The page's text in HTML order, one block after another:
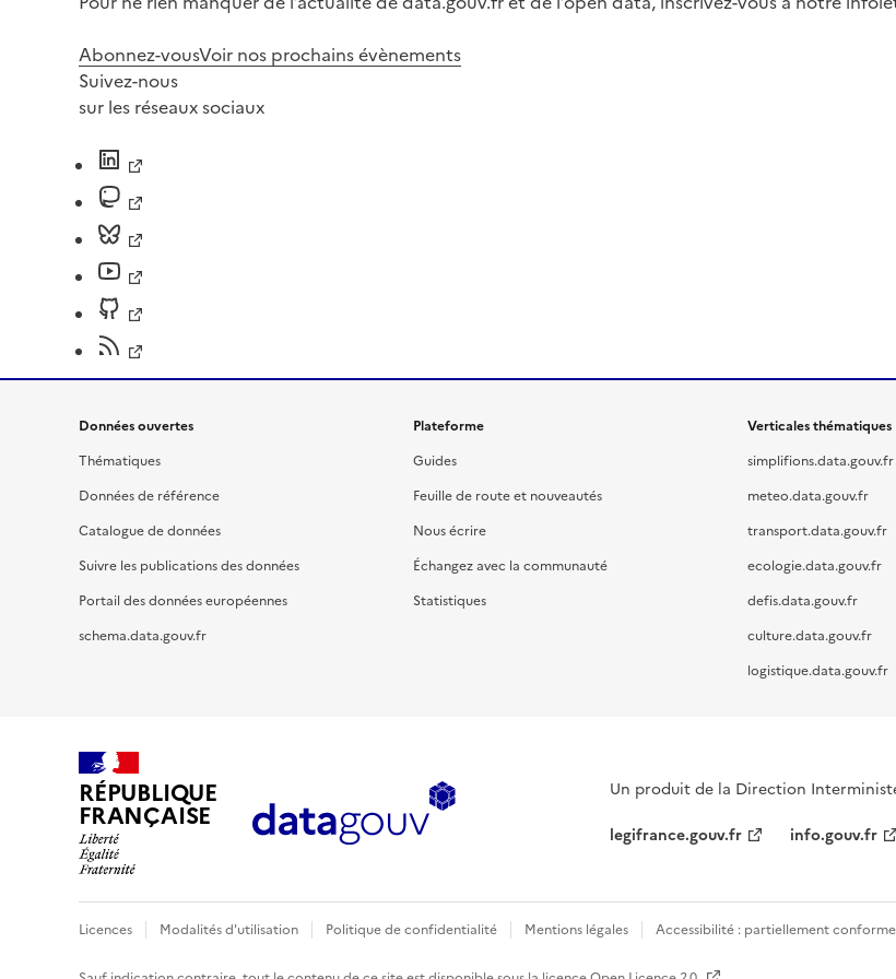
Abonnez-vousVoir nos prochains évènements
Suivez-nous
sur les réseaux sociaux
Données ouvertes
Thématiques
Données de référence
Catalogue de données
Suivre les publications des données
Portail des données européennes
schema.data.gouv.fr
Plateforme
Guides
Feuille de route et nouveautés
Nous écrire
Échangez avec la communauté
Statistiques
Verticales thématiques
simplifions.data.gouv.fr
meteo.data.gouv.fr
transport.data.gouv.fr
ecologie.data.gouv.fr
defis.data.gouv.fr
culture.data.gouv.fr
logistique.data.gouv.fr
RÉPUBLIQUE
FRANÇAISE
Un produit de la Direction
legifrance.gouv.fr
info.gouv.fr
Licences Modalités d'utilisation Politique de confidentialité Mentions légales Accessibilité : partiellement conforme